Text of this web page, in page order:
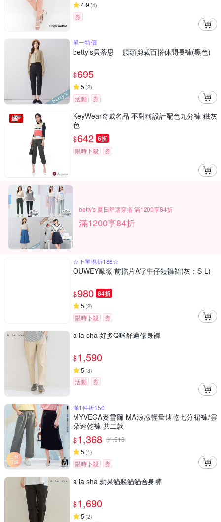
4.9 (4)
券
單一特價
betty’s貝蒂思 腰頭剪裁百搭休閒長褲(黑色)
$695
5 (2)
活動 券
KeyWear奇威名品 不對稱設計配色九分褲-鐵灰
色
$642 6折
限時下殺 券
betty's 夏日舒適穿搭 滿1200享84折
滿1200享84折
☆下單現折188☆
OUWEY歐薇 前擋片A字牛仔短褲裙(灰；S-L)
$980 84折
5 (2)
限時下殺 券
a la sha 好多Q咪舒適修身褲
$1,590
5 (3)
活動 券
滿1件折150
MYVEGA麥雪爾 MA涼感輕量速乾七分裙褲/雲
朵速乾褲-共二款
$1,368 $1,518
5 (1)
限時下殺 券
a la sha 蘋果貓躲貓貓合身褲
$1,690
5 (2)